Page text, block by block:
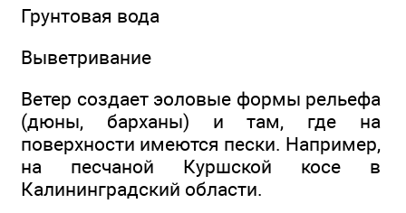
Грунтовая вода
Выветривание
Ветер создает эоловые формы рельефа
(дюны, барханы) и там, где на
поверхности имеются пески. Например,
на песчаной Куршской косе в
Калининградский области.